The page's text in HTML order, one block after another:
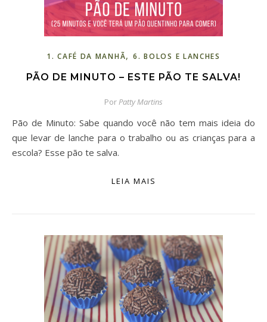
1. CAFÉ DA MANHÃ,6. BOLOS E LANCHES
PÃO DE MINUTO – ESTE PÃO TE SALVA!
PorPatty Martins
Pão de Minuto: Sabe quando você não tem mais ideia do
que levar de lanche para o trabalho ou as crianças para a
escola? Esse pão te salva.
LEIA MAIS